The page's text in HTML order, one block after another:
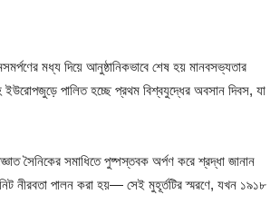
মধ্য দিয়ে আনুষ্ঠানিকভাবে শেষ হয় মানবসভ্যতার
পালিত হচ্ছে প্রথম বিশ্বযুদ্ধের অবসান দিবস, যা
সৈনিকের সমাধিতে পুষ্পস্তবক অর্পণ করে শ্রদ্ধা জানান
নীরবতা পালন করা হয়— সেই মুহূর্তটির স্মরণে, যখন ১৯১৮